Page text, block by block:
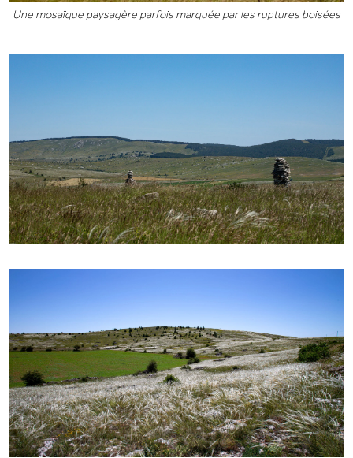
Une mosaïque paysagère parfois marquée par les ruptures boisées